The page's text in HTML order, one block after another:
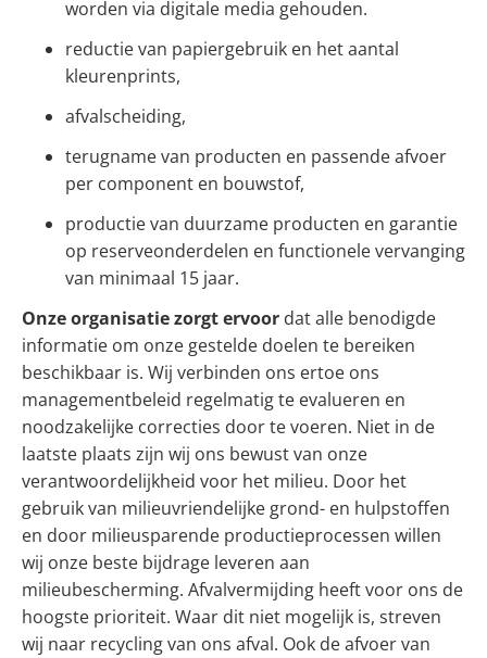
worden via digitale media gehouden.
reductie van papiergebruik en het aantal
kleurenprints,
afvalscheiding,
terugname van producten en passende afvoer
per component en bouwstof,
productie van duurzame producten en garantie
op reserveonderdelen en functionele vervanging
van minimaal 15 jaar.
Onze organisatie zorgt ervoor dat alle benodigde
informatie om onze gestelde doelen te bereiken
beschikbaar is. Wij verbinden ons ertoe ons
managementbeleid regelmatig te evalueren en
noodzakelijke correcties door te voeren. Niet in de
laatste plaats zijn wij ons bewust van onze
verantwoordelijkheid voor het milieu. Door het
gebruik van milieuvriendelijke grond- en hulpstoffen
en door milieusparende productieprocessen willen
wij onze beste bijdrage leveren aan
milieubescherming. Afvalvermijding heeft voor ons de
hoogste prioriteit. Waar dit niet mogelijk is, streven
wij naar recycling van ons afval. Ook de afvoer van